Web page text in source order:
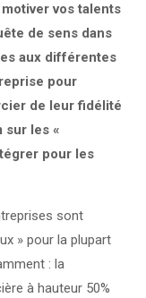
vos talents
de sens dans
aux différentes
pour
de leur fidélité
sur les «
pour les
sont
» pour la plupart
: la
à hauteur 50%